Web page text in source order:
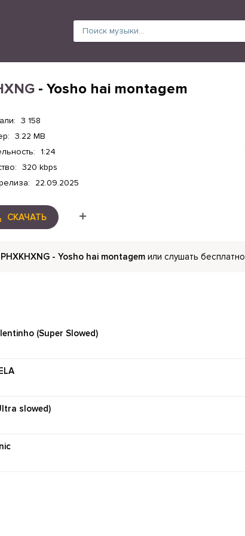
- Yosho hai montagem
3 158
3.22 MB
1:24
320 kbps
22.09.2025
СКАЧАТЬ
- Yosho hai montagem или слушать бесплатно
(Super Slowed)
slowed)